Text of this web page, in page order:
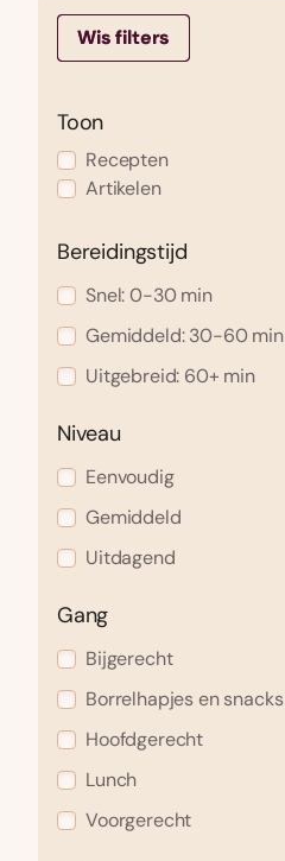
Toon
Recepten
Artikelen
Inspiratie
Ingredienten
Kookschool
Hubs
Bereidingstijd
Snel: 0-30 min
Gemiddeld: 30-60 min
Uitgebreid: 60+ min
Niveau
Eenvoudig
Gemiddeld
Uitdagend
Gang
Bijgerecht
Borrelhapjes en snacks
Hoofdgerecht
Lunch
Voorgerecht